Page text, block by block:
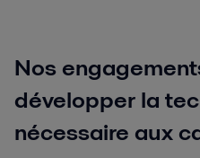
Nos
développer la
nécessaire aux